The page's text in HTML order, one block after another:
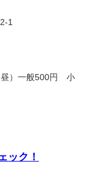
1
）一般500円 小
ック！